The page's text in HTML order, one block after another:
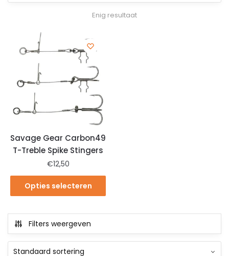
Enig resultaat
Savage Gear Carbon49
T-Treble Spike Stingers
€12,50
Opties selecteren
Filters weergeven